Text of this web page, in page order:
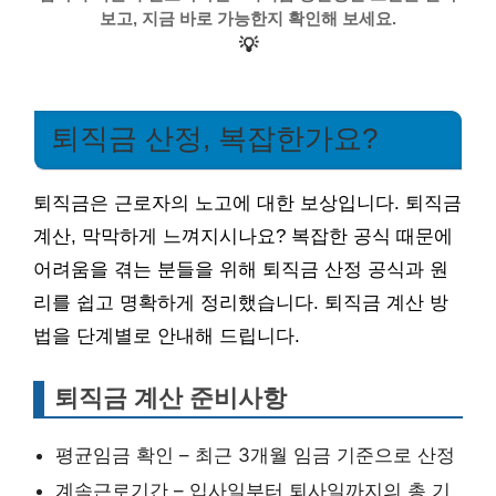
보고, 지금 바로 가능한지 확인해 보세요.
💡
퇴직금 산정, 복잡한가요?
퇴직금은 근로자의 노고에 대한 보상입니다. 퇴직금
계산, 막막하게 느껴지시나요? 복잡한 공식 때문에
어려움을 겪는 분들을 위해 퇴직금 산정 공식과 원
리를 쉽고 명확하게 정리했습니다. 퇴직금 계산 방
법을 단계별로 안내해 드립니다.
퇴직금 계산 준비사항
평균임금 확인 – 최근 3개월 임금 기준으로 산정
계속근로기간 – 입사일부터 퇴사일까지의 총 기